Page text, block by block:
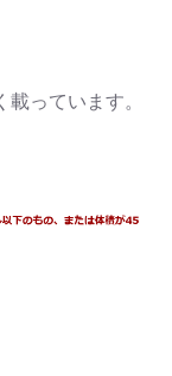
っています。